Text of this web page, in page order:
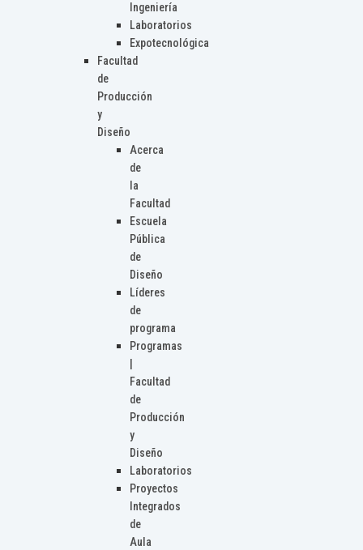
Ingeniería
Laboratorios
Expotecnológica
Facultad
de
Producción
y
Diseño
Acerca
de
la
Facultad
Escuela
Pública
de
Diseño
Líderes
de
programa
Programas
Facultad
de
Producción
y
Diseño
Laboratorios
Proyectos
Integrados
de
Aula